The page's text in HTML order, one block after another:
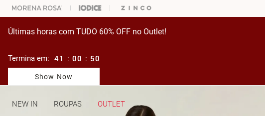
ESCOLHER SEU LOOK? FALE COM NOSSA PERSONAL SHOPPER.
Últimas horas com TUDO 60% OFF no Outlet!
Termina em: 41 : 00 : 50
Show Now
NEW IN ROUPAS OUTLET